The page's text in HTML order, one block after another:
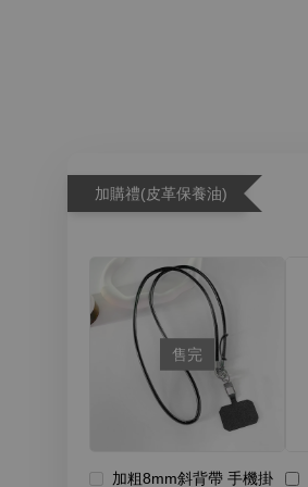
加購禮(皮革保養油)
售完
加粗8mm斜背帶 手機掛